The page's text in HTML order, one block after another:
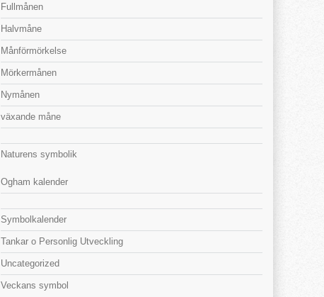
Fullmånen
Halvmåne
Månförmörkelse
Mörkermånen
Nymånen
växande måne
Naturens symbolik
Ogham kalender
Symbolkalender
Tankar o Personlig Utveckling
Uncategorized
Veckans symbol